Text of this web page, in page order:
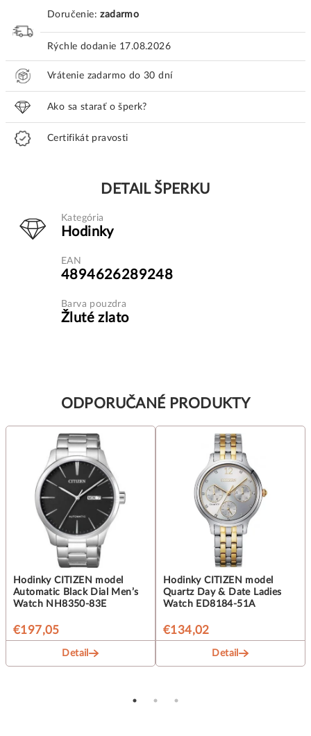
Doručenie:zadarmo
Rýchle dodanie 17.08.2026
Vrátenie zadarmo do 30 dní
Ako sa starať o šperk?
Certifikát pravosti
DETAIL ŠPERKU
Kategória
Hodinky
EAN
4894626289248
Barva pouzdra
Žluté zlato
ODPORUČANÉ PRODUKTY
Hodinky CITIZEN model
Automatic Black Dial Men’s
Watch NH8350-83E
€197,05
Detail
Hodinky CITIZEN model
Quartz Day & Date Ladies
Watch ED8184-51A
€134,02
Detail